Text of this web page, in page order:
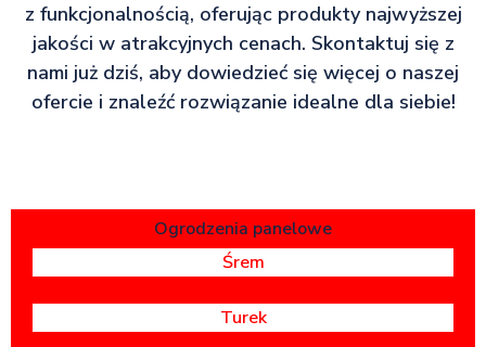
z funkcjonalnością, oferując produkty najwyższej
jakości w atrakcyjnych cenach. Skontaktuj się z
nami już dziś, aby dowiedzieć się więcej o naszej
ofercie i znaleźć rozwiązanie idealne dla siebie!
Ogrodzenia panelowe
Śrem
Turek